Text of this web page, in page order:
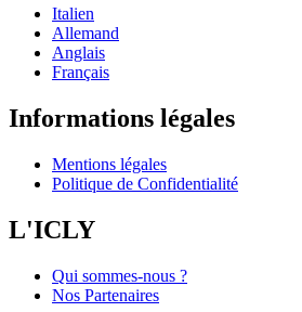
Italien
Allemand
Anglais
Français
Informations légales
Mentions légales
Politique de Confidentialité
L'ICLY
Qui sommes-nous ?
Nos Partenaires